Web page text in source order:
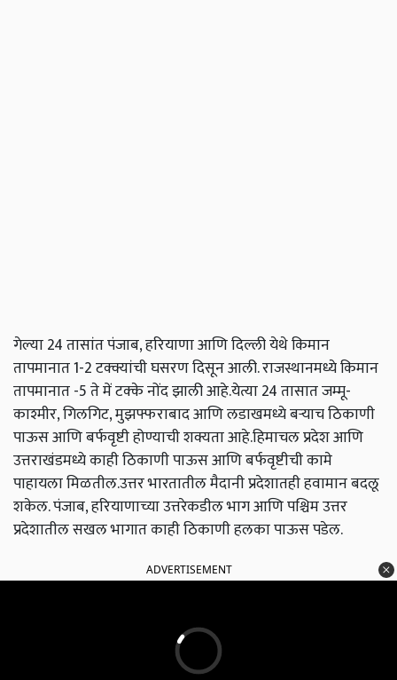
गेल्या 24 तासांत पंजाब, हरियाणा आणि दिल्ली येथे किमान
तापमानात 1-2 टक्क्यांची घसरण दिसून आली. राजस्थानमध्ये किमान
तापमानात -5 ते में टक्के नोंद झाली आहे.येत्या 24 तासात जम्मू-
काश्मीर, गिलगिट, मुझफ्फराबाद आणि लडाखमध्ये बर्‍याच ठिकाणी
पाऊस आणि बर्फवृष्टी होण्याची शक्यता आहे.हिमाचल प्रदेश आणि
उत्तराखंडमध्ये काही ठिकाणी पाऊस आणि बर्फवृष्टीची कामे
पाहायला मिळतील.उत्तर भारतातील मैदानी प्रदेशातही हवामान बदलू
शकेल. पंजाब, हरियाणाच्या उत्तरेकडील भाग आणि पश्चिम उत्तर
प्रदेशातील सखल भागात काही ठिकाणी हलका पाऊस पडेल.
ADVERTISEMENT